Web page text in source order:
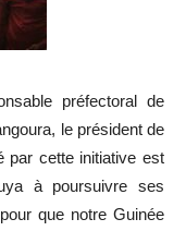
préfectoral de
le président de
par cette initiative est
à poursuivre ses
que notre Guinée